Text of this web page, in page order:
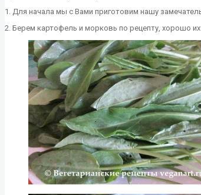
1. Для начала мы с Вами приготовим нашу
2. Берем картофель и морковь по рецепту, хорошо